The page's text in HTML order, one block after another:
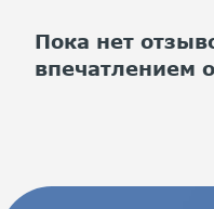
Пока нет
впечатлением